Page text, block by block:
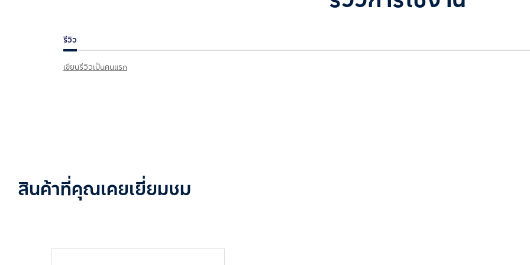
รีวิว
เขียนรีวิวเป็นคนแรก
สินค้าที่คุณเคยเยี่ยมชม